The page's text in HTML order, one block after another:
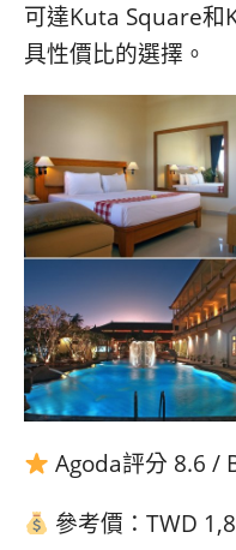
可達Kuta Square和
具性價比的選擇。
Agoda評分 8.6 /
參考價：TWD